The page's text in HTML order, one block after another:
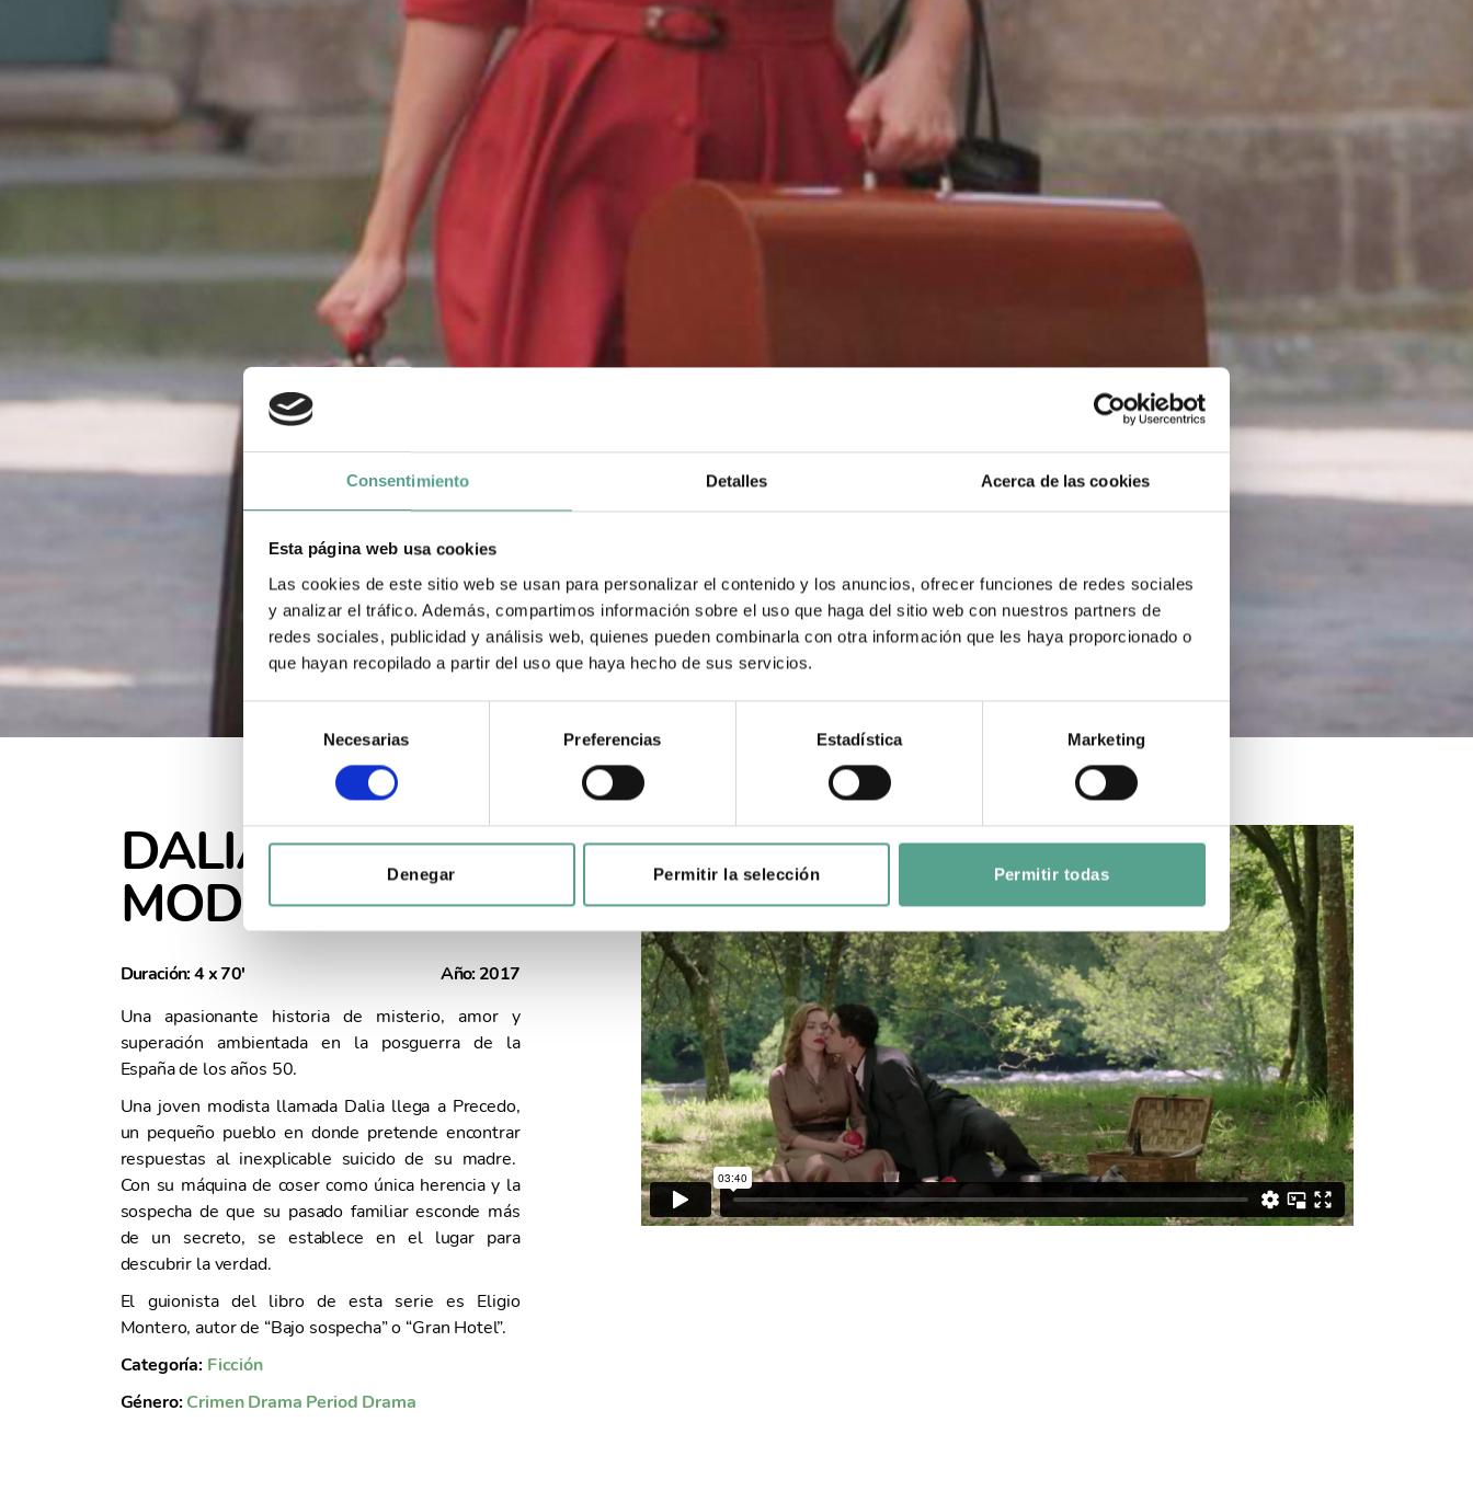
Consentimiento Detalles Acerca de las cookies
Esta página web usa cookies
Las cookies de este sitio web se usan para personalizar el contenido y los anuncios, ofrecer funciones de redes sociales
y analizar el tráfico. Además, compartimos información sobre el uso que haga del sitio web con nuestros partners de
redes sociales, publicidad y análisis web, quienes pueden combinarla con otra información que les haya proporcionado o
que hayan recopilado a partir del uso que haya hecho de sus servicios.
e
i
n
e
e
n
t
i
m
i
e
t
Necesarias Preferencias Estadística Marketing
Denegar Permitir la selección Permitir todas
DALIA, LA
MODISTA
Duración: 4 x 70'
Año: 2017
Una apasionante historia de misterio, amor y
superación ambientada en la posguerra de la
España de los años 50.
Una joven modista llamada Dalia llega a Precedo,
un pequeño pueblo en donde pretende encontrar
respuestas al inexplicable suicido de su madre.
Con su máquina de coser como única herencia y la
sospecha de que su pasado familiar esconde más
de un secreto, se establece en el lugar para
descubrir la verdad.
El guionista del libro de esta serie es Eligio
Montero, autor de “Bajo sospecha” o “Gran Hotel”.
Categoría: Ficción
Género: CrimenDrama Period Drama